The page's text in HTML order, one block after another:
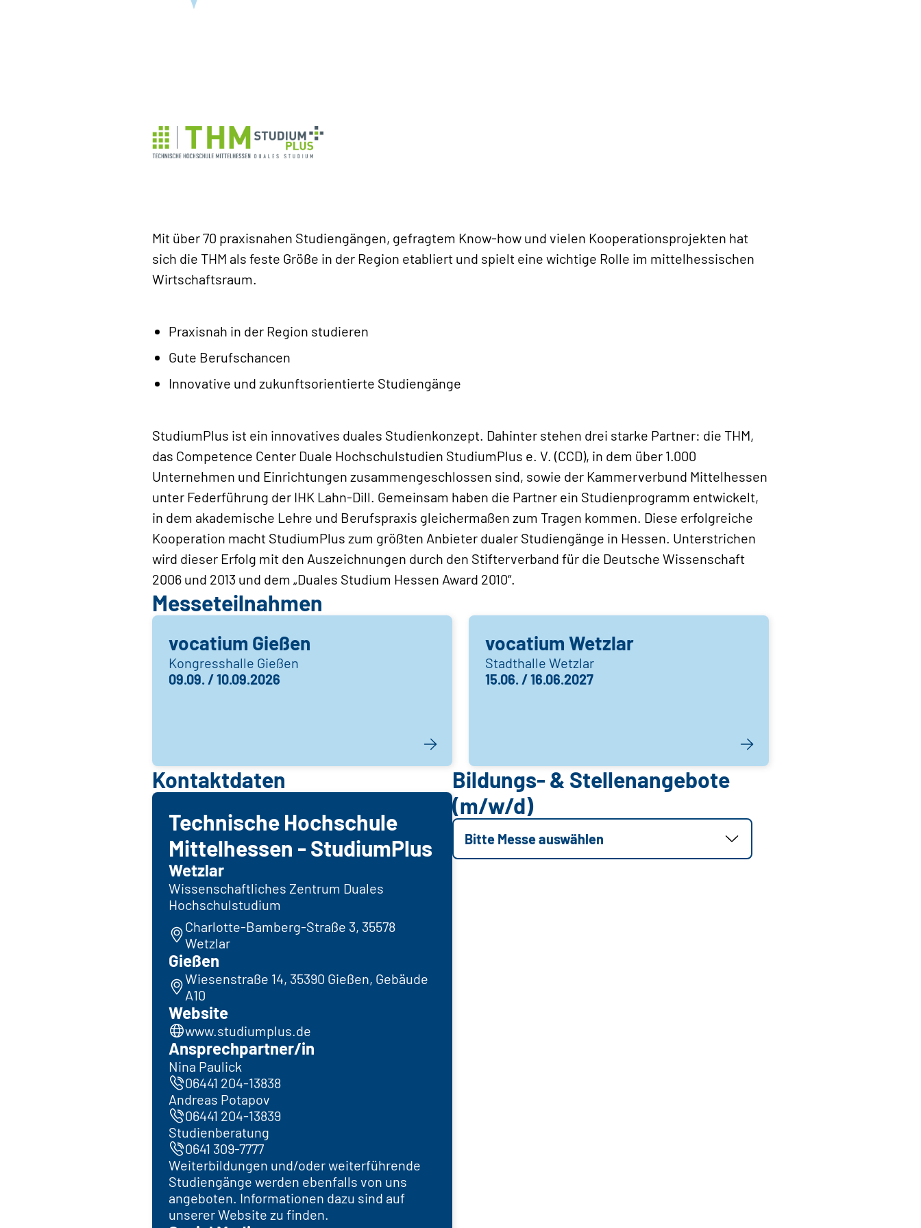
Mit über 70 praxisnahen Studiengängen, gefragtem Know-how und vielen Kooperationsprojekten hat
sich die THM als feste Größe in der Region etabliert und spielt eine wichtige Rolle im mittelhessischen
Wirtschaftsraum.
Praxisnah in der Region studieren
Gute Berufschancen
Innovative und zukunftsorientierte Studiengänge
StudiumPlus ist ein innovatives duales Studienkonzept. Dahinter stehen drei starke Partner: die THM,
das Competence Center Duale Hochschulstudien StudiumPlus e. V. (CCD), in dem über 1.000
Unternehmen und Einrichtungen zusammengeschlossen sind, sowie der Kammerverbund Mittelhessen
unter Federführung der IHK Lahn-Dill. Gemeinsam haben die Partner ein Studienprogramm entwickelt,
in dem akademische Lehre und Berufspraxis gleichermaßen zum Tragen kommen. Diese erfolgreiche
Kooperation macht StudiumPlus zum ­größten Anbieter dualer Studiengänge in Hessen. Unterstrichen
wird dieser Erfolg mit den Auszeichnungen durch den Stifterverband für die Deutsche Wissenschaft
2006 und 2013 und dem „Duales Studium Hessen Award 2010“.
Messeteilnahmen
vocatium Gießen
Kongresshalle Gießen
09.09. / 10.09.2026
vocatium Wetzlar
Stadthalle Wetzlar
15.06. / 16.06.2027
Kontaktdaten
Technische Hochschule
Mittelhessen - StudiumPlus
Wetzlar
Wissenschaftliches Zentrum Duales
Hochschulstudium
Charlotte-Bamberg-Straße 3, 35578
Wetzlar
Gießen
Wiesenstraße 14, 35390 Gießen, Gebäude
A10
Website
www.studiumplus.de
Ansprechpartner/in
Nina Paulick
06441 204-13838
Andreas Potapov
06441 204-13839
Studienberatung
0641 309-7777
Weiterbildungen und/oder weiterführende
Studiengänge werden ebenfalls von uns
angeboten. Informationen dazu sind auf
unserer Website zu finden.
Bildungs- & Stellenangebote
(m/w/d)
Bitte Messe auswählen